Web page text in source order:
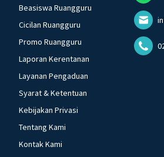
Beasiswa Ruangguru
Cicilan Ruangguru
Promo Ruangguru
Laporan Kerentanan
Layanan Pengaduan
Syarat & Ketentuan
Kebijakan Privasi
Tentang Kami
Kontak Kami